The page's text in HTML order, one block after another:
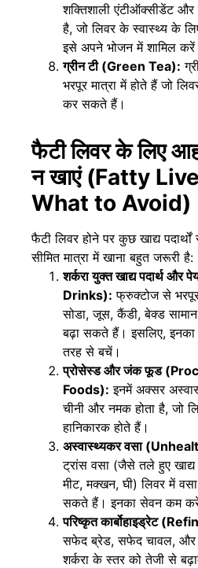
शक्तिशाली एंटीऑक्सीडेंट और
है, जो लिवर के स्वास्थ्य के
इसे अपने भोजन में शामिल करें
ग्रीन टी (Green Tea):
भरपूर मात्रा में होते हैं जो
कर सकते हैं।
फैटी लिवर के लिए
न खाएं (Fatty
What to Avoid)
फैटी लिवर होने पर कुछ खाद्य
सीमित मात्रा में खाना बहुत जरूरी है:
शर्करा युक्त खाद्य पदार्थ
Drinks): फ्रुक्टोज से
सोडा, जूस, कैंडी, बेक्ड
बढ़ा सकते हैं। इसलिए, इनका
तरह से बचें।
प्रोसेस्ड और जंक फूड
Foods): इनमें अक्सर
चीनी और नमक होता है, जो
हानिकारक होते हैं।
अस्वास्थ्यकर वसा
ट्रांस वसा (जैसे तले हुए
मीट, मक्खन, घी) लिवर में
सकते हैं। इनका सेवन कम
परिष्कृत कार्बोहाइड्रेट
सफेद ब्रेड, सफेद चावल, और
शर्करा के स्तर को तेजी से